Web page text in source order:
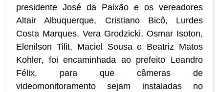
presidente José da Paixão e os vereadores
Altair Albuquerque, Cristiano Bicô, Lurdes
Costa Marques, Vera Grodzicki, Osmar Isoton,
Elenilson Tilit, Maciel Sousa e Beatriz Matos
Kohler, foi encaminhada ao prefeito Leandro
Félix, para que câmeras de
videomonitoramento sejam instaladas no